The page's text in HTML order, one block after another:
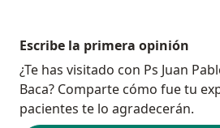
Escribe la primera opinión
¿Te has visitado con Ps Juan
Baca? Comparte cómo fue tu
pacientes te lo agradecerán.